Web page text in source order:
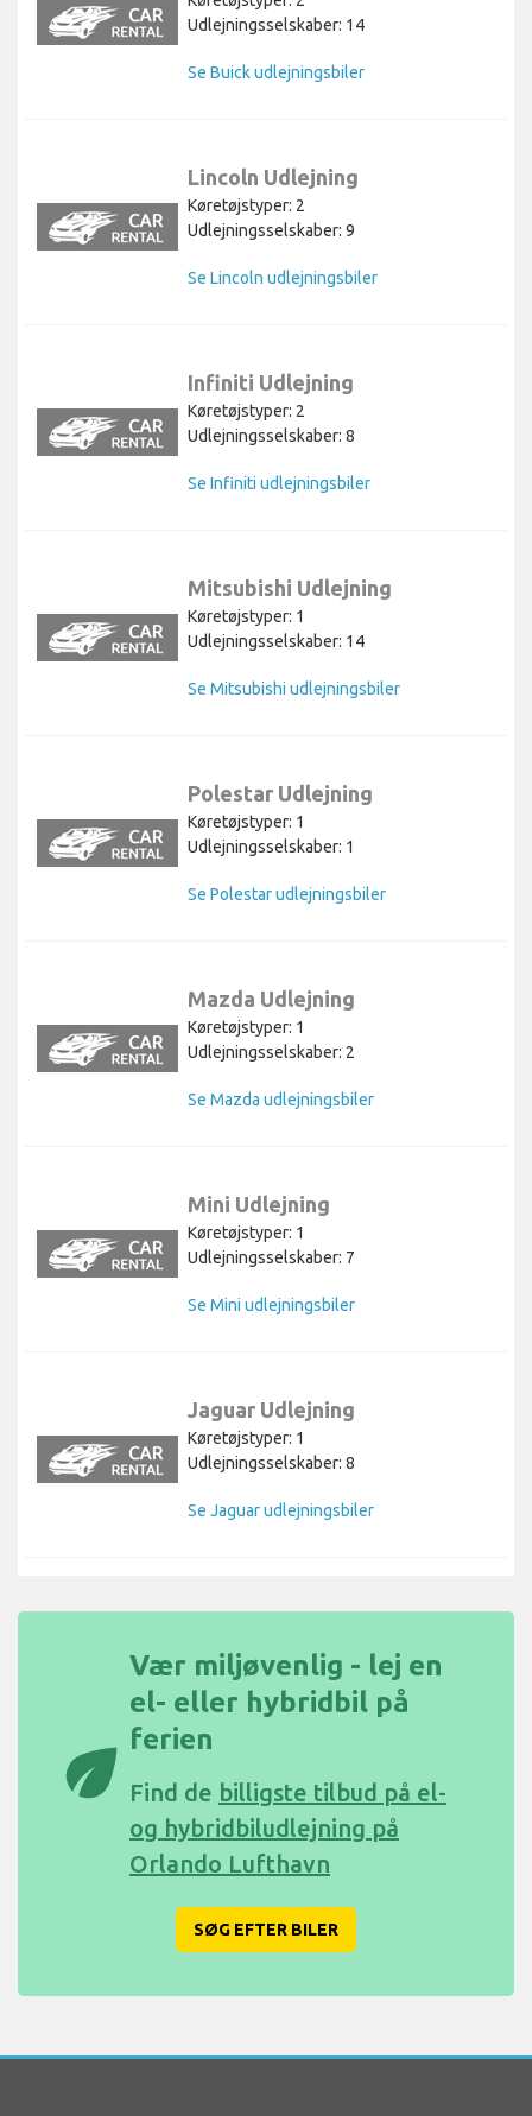
Køretøjstyper: 2
Udlejningsselskaber: 14
Se Buick udlejningsbiler
Lincoln Udlejning
Køretøjstyper: 2
Udlejningsselskaber: 9
Se Lincoln udlejningsbiler
Infiniti Udlejning
Køretøjstyper: 2
Udlejningsselskaber: 8
Se Infiniti udlejningsbiler
Mitsubishi Udlejning
Køretøjstyper: 1
Udlejningsselskaber: 14
Se Mitsubishi udlejningsbiler
Polestar Udlejning
Køretøjstyper: 1
Mazda Udlejning
Køretøjstyper: 1
Mini Udlejning
Køretøjstyper: 1
Jaguar Udlejning
Køretøjstyper: 1
eco
Vær miljøvenlig - lej en
el- eller hybridbil på
ferien
Find de billigste tilbud på el-
og hybridbiludlejning på
Orlando Lufthavn